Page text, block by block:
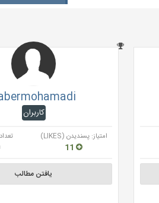
کاربران
امتیاز: پسندیدن (LIKES)
11
یافتن مطالب